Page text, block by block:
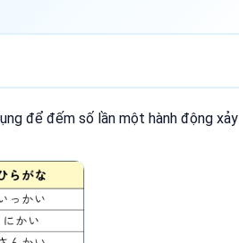
để đếm số lần một hành động xảy